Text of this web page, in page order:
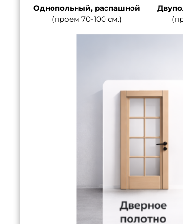
Однопольный, распашной
(проем 70-100 см.)